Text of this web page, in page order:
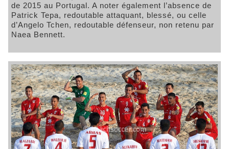
de 2015 au Portugal. A noter également l’absence de
Patrick Tepa, redoutable attaquant, blessé, ou celle
d’Angelo Tchen, redoutable défenseur, non retenu par
Naea Bennett.